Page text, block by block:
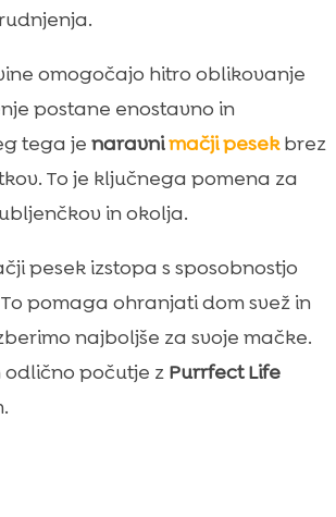
omogočajo hitro oblikovanje
postane enostavno in
tega je naravnimačji pesekbrez
To je ključnega pomena za
in okolja.
pesek izstopa s sposobnostjo
pomaga ohranjati dom svež in
najboljše za svoje mačke.
počutje z Purrfect Life